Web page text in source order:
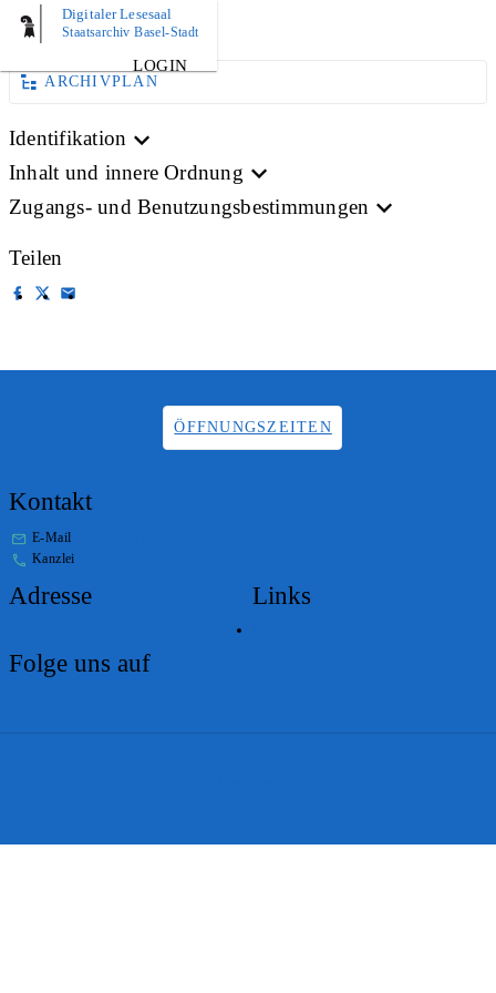
Digitaler Lesesaal
Staatsarchiv Basel-Stadt
LOGIN
BILD
ARCHIVPLAN
Identifikation
Inhalt und innere Ordnung
Zugangs- und Benutzungsbestimmungen
Teilen
ÖFFNUNGSZEITEN
Kontakt
E-Mail
Kanzlei
Adresse Links
Folge uns auf